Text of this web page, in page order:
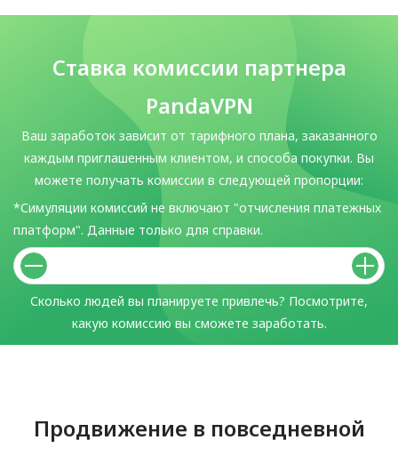
Ставка комиссии партнера
PandaVPN
Ваш заработок зависит от тарифного плана, заказанного
каждым приглашенным клиентом, и способа покупки. Вы
можете получать комиссии в следующей пропорции:
*Симуляции комиссий не включают "отчисления платежных
платформ". Данные только для справки.
Сколько людей вы планируете привлечь? Посмотрите,
какую комиссию вы сможете заработать.
Продвижение в повседневной